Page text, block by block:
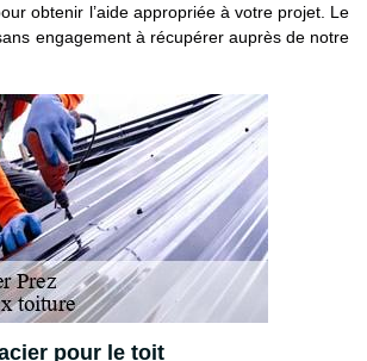
obtenir l’aide appropriée à votre projet. Le
engagement à récupérer auprès de notre
pour le toit